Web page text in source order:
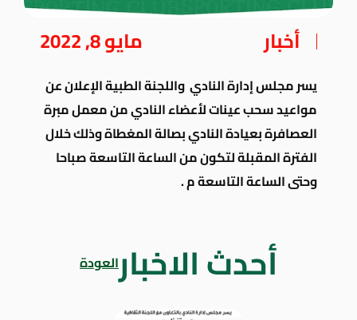
أخبار مايو 8, 2022
يسر مجلس إدارة النادي واللجنة الطبية الإعلان عن
مواعيد سحب عينات لأعضاء النادي من معمل مبرة
العصافرة بعيادة النادي بصالة المغطاة وذلك خلال
الفترة المقبلة لتكون من الساعة التاسعة صباحا
وحتى الساعة التاسعة م .
أحدث الاخبارالعودة